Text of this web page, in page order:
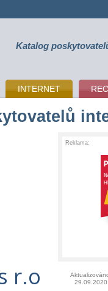
Katalog
INTERNET
Reklama:
r.o
29.09.2020